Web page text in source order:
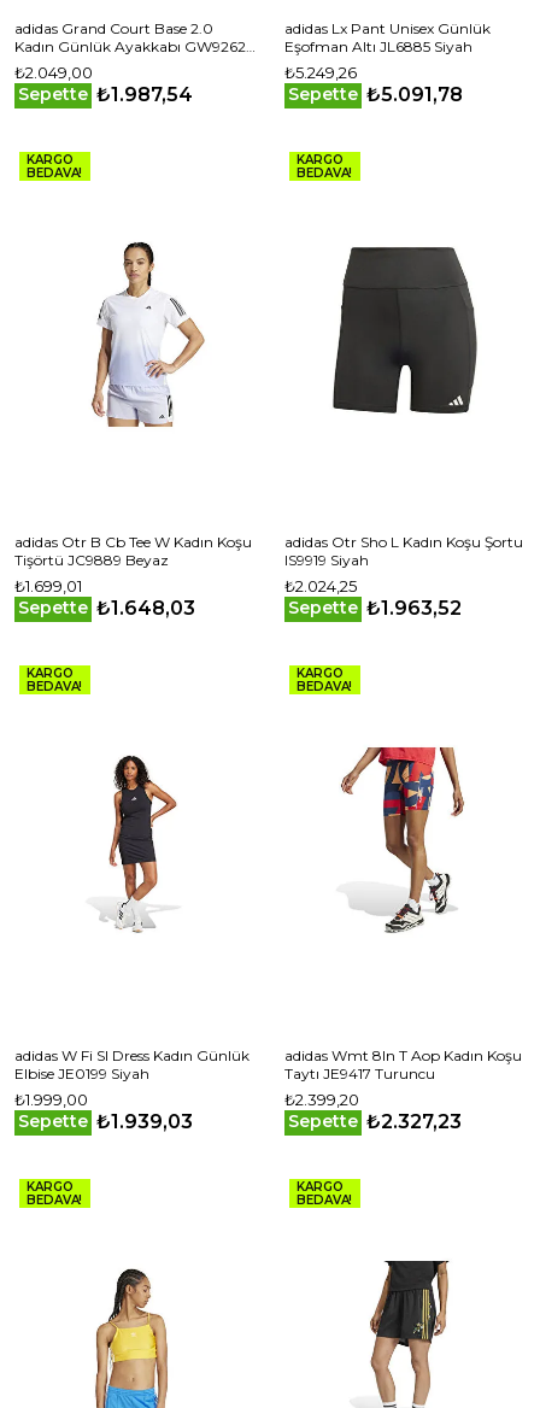
adidas Grand Court Base 2.0
Kadın Günlük Ayakkabı GW9262
Siyah
₺2.049,00
Sepette ₺1.987,54
adidas Lx Pant Unisex Günlük
Eşofman Altı JL6885 Siyah
₺5.249,26
Sepette ₺5.091,78
KARGO
BEDAVA!
adidas Otr B Cb Tee W Kadın Koşu
Tişörtü JC9889 Beyaz
₺1.699,01
Sepette ₺1.648,03
KARGO
BEDAVA!
adidas Otr Sho L Kadın Koşu Şortu
IS9919 Siyah
₺2.024,25
Sepette ₺1.963,52
KARGO
BEDAVA!
adidas W Fi Sl Dress Kadın Günlük
Elbise JE0199 Siyah
₺1.999,00
Sepette ₺1.939,03
KARGO
BEDAVA!
adidas Wmt 8In T Aop Kadın Koşu
Taytı JE9417 Turuncu
₺2.399,20
Sepette ₺2.327,23
KARGO
BEDAVA!
KARGO
BEDAVA!